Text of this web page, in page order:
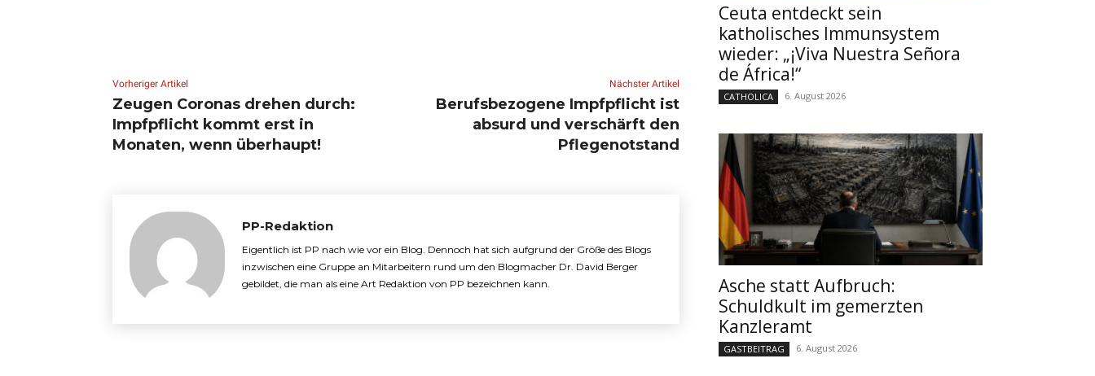
Vorheriger Artikel
Zeugen Coronas drehen durch:
Impfpflicht kommt erst in
Monaten, wenn überhaupt!
Nächster Artikel
Berufsbezogene Impfpflicht ist
absurd und verschärft den
Pflegenotstand
PP-Redaktion
Eigentlich ist PP nach wie vor ein Blog. Dennoch hat sich aufgrund der Größe des Blogs
inzwischen eine Gruppe an Mitarbeitern rund um den Blogmacher Dr. David Berger
gebildet, die man als eine Art Redaktion von PP bezeichnen kann.
Ceuta entdeckt sein
katholisches Immunsystem
wieder: „¡Viva Nuestra Señora
de África!“
CATHOLICA 6. August 2026
Asche statt Aufbruch:
Schuldkult im gemerzten
Kanzleramt
GASTBEITRAG 6. August 2026